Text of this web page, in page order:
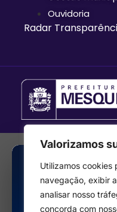
Valorizamos
Utilizamos cookies
navegação, exibir
analisar nosso
concorda com
Ouvidoria
Radar